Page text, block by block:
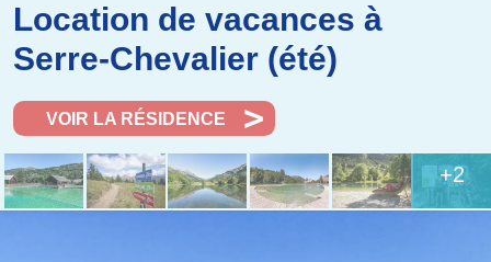
Location de vacances à
Serre-Chevalier (été)
VOIR LA RÉSIDENCE
+2